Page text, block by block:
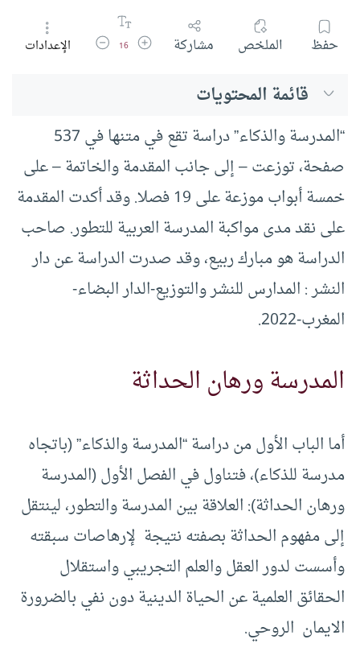
حفظ الملخص مشاركة زيادة حجم الخط
16 تقليل حجم الخط
الإعدادات
قائمة المحتويات
“المدرسة والذكاء” دراسة تقع في متنها في 537
صفحة، توزعت – إلى جانب المقدمة والخاتمة – على
خمسة أبواب موزعة على 19 فصلا. وقد أكدت المقدمة
على نقد مدى مواكبة المدرسة العربية للتطور. صاحب
الدراسة هو مبارك ربيع، وقد صدرت الدراسة عن دار
النشر : المدارس للنشر والتوزيع-الدار البضاء-
المغرب-2022.
المدرسة ورهان الحداثة
أما الباب الأول من دراسة “المدرسة والذكاء” (باتجاه
مدرسة للذكاء)، فتناول في الفصل الأول (المدرسة
ورهان الحداثة): العلاقة بين المدرسة والتطور، لينتقل
إلى مفهوم الحداثة بصفته نتيجة لإرهاصات سبقته
وأسست لدور العقل والعلم التجريبي واستقلال
الحقائق العلمية عن الحياة الدينية دون نفي بالضرورة
الايمان الروحي.